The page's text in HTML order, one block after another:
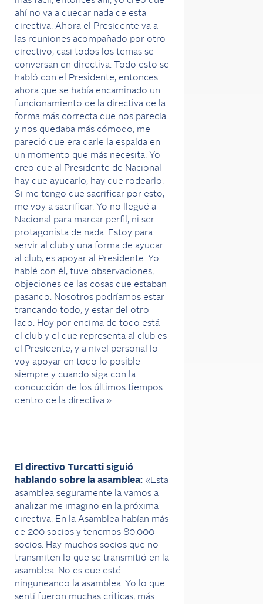
ahí no va a quedar nada de esta
directiva. Ahora el Presidente va a
las reuniones acompañado por otro
directivo, casi todos los temas se
conversan en directiva. Todo esto se
habló con el Presidente, entonces
ahora que se había encaminado un
funcionamiento de la directiva de la
forma más correcta que nos parecía
y nos quedaba más cómodo, me
pareció que era darle la espalda en
un momento que más necesita. Yo
creo que al Presidente de Nacional
hay que ayudarlo, hay que rodearlo.
Si me tengo que sacrificar por esto,
me voy a sacrificar. Yo no llegué a
Nacional para marcar perfil, ni ser
protagonista de nada. Estoy para
servir al club y una forma de ayudar
al club, es apoyar al Presidente. Yo
hablé con él, tuve observaciones,
objeciones de las cosas que estaban
pasando. Nosotros podríamos estar
trancando todo, y estar del otro
lado. Hoy por encima de todo está
el club y el que representa al club es
el Presidente, y a nivel personal lo
voy apoyar en todo lo posible
siempre y cuando siga con la
conducción de los últimos tiempos
dentro de la directiva.»
El directivo Turcatti siguió
hablando sobre la asamblea: «Esta
asamblea seguramente la vamos a
analizar me imagino en la próxima
directiva. En la Asamblea habían más
de 200 socios y tenemos 80.000
socios. Hay muchos socios que no
transmiten lo que se transmitió en la
asamblea. No es que esté
ninguneando la asamblea. Yo lo que
sentí fueron muchas criticas, más